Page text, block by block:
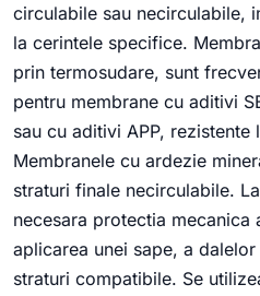
circulabile sau necirculabile,
la cerintele specifice.
prin termosudare, sunt
pentru membrane cu aditivi
sau cu aditivi APP, rezistente
Membranele cu ardezie
straturi finale necirculabile.
necesara protectia mecanica
aplicarea unei sape, a
straturi compatibile. Se